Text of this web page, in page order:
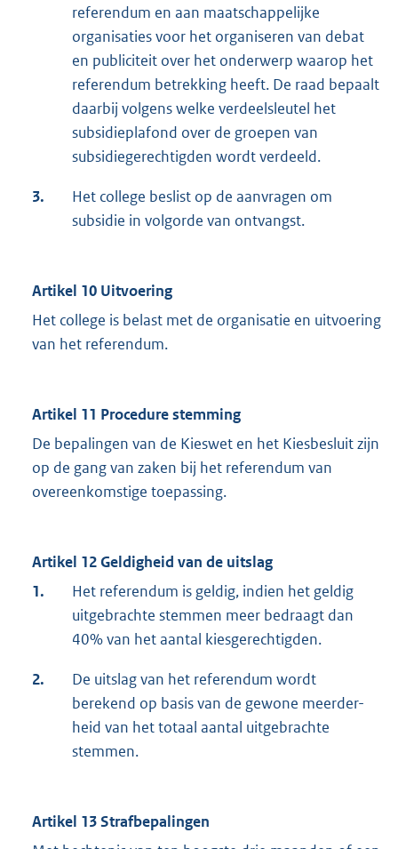
referendum en aan maatschappelijke
organisaties voor het organiseren van debat
en publiciteit over het onderwerp waarop het
referendum betrekking heeft. De raad bepaalt
daarbij volgens welke verdeelsleutel het
subsidieplafond over de groepen van
subsidiegerechtigden wordt verdeeld.
3.
Het college beslist op de aanvragen om
subsidie in volgorde van ontvangst.
Artikel 10 Uitvoering
Het college is belast met de organisatie en uitvoering
van het referendum.
Artikel 11 Procedure stemming
De bepalingen van de Kieswet en het Kiesbesluit zijn
op de gang van zaken bij het referendum van
overeenkomstige toepassing.
Artikel 12 Geldigheid van de uitslag
1.
Het referendum is geldig, indien het geldig
uitgebrachte stemmen meer bedraagt dan
40% van het aantal kiesgerechtigden.
2.
De uitslag van het referendum wordt
berekend op basis van de gewone meerder-
heid van het totaal aantal uitgebrachte
stemmen.
Artikel 13 Strafbepalingen